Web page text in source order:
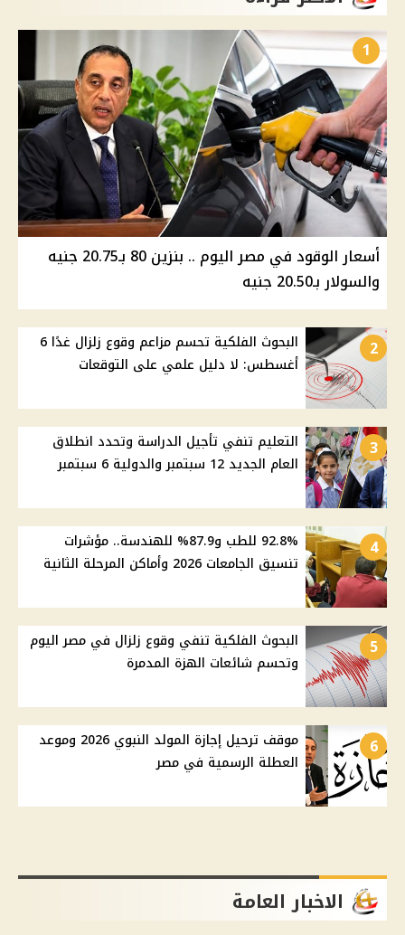
1
أسعار الوقود في مصر اليوم .. بنزين 80 بـ20.75 جنيه
والسولار بـ20.50 جنيه
2
البحوث الفلكية تحسم مزاعم وقوع زلزال غدًا 6
أغسطس: لا دليل علمي على التوقعات
3
التعليم تنفي تأجيل الدراسة وتحدد انطلاق
العام الجديد 12 سبتمبر والدولية 6 سبتمبر
4
92.8% للطب و87.9% للهندسة.. مؤشرات
تنسيق الجامعات 2026 وأماكن المرحلة الثانية
5
البحوث الفلكية تنفي وقوع زلزال في مصر اليوم
وتحسم شائعات الهزة المدمرة
6
موقف ترحيل إجازة المولد النبوي 2026 وموعد
العطلة الرسمية في مصر
الاخبار العامة